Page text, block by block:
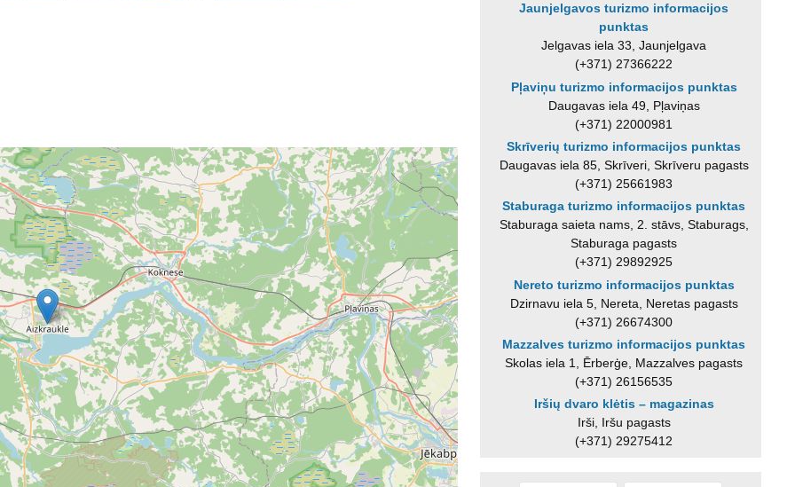
Jaunjelgavos turizmo informacijos
punktas
Jelgavas iela 33, Jaunjelgava
(+371) 27366222
Pļaviņu turizmo informacijos punktas
Daugavas iela 49, Pļaviņas
(+371) 22000981
Skrīverių turizmo informacijos punktas
Daugavas iela 85, Skrīveri, Skrīveru pagasts
(+371) 25661983
Staburaga turizmo informacijos punktas
Staburaga saieta nams, 2. stāvs, Staburags,
Staburaga pagasts
(+371) 29892925
Nereto turizmo informacijos punktas
Dzirnavu iela 5, Nereta, Neretas pagasts
(+371) 26674300
Mazzalves turizmo informacijos punktas
Skolas iela 1, Ērberģe, Mazzalves pagasts
(+371) 26156535
Iršių dvaro klėtis – magazinas
Irši, Iršu pagasts
(+371) 29275412